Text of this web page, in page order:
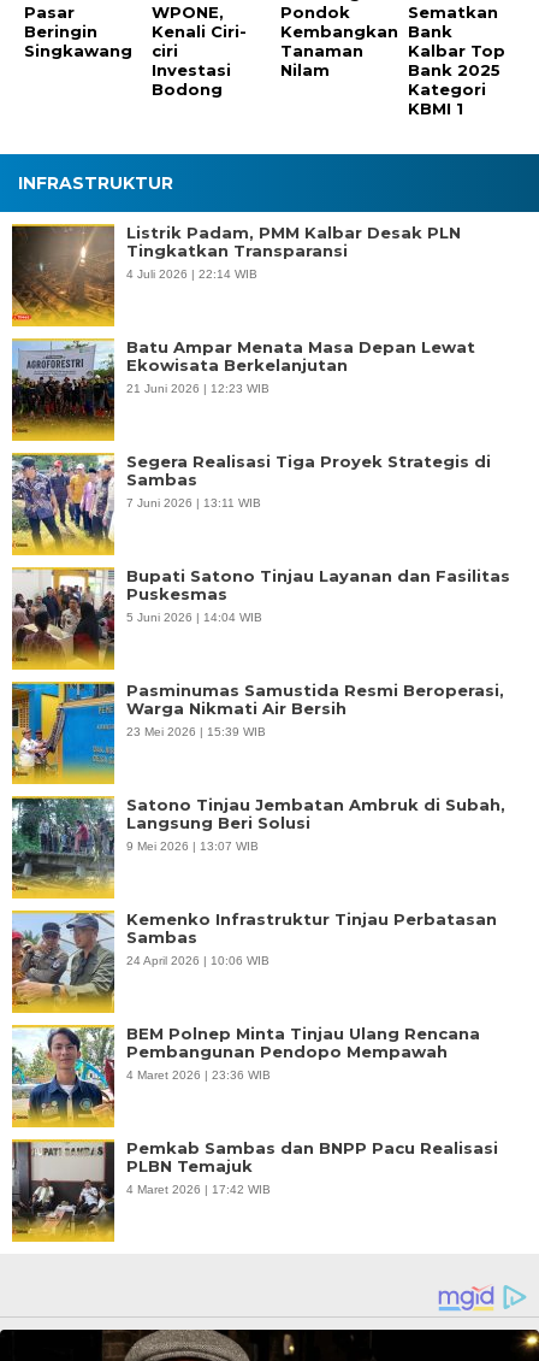
Pasar
Beringin
Singkawang
WPONE,
Kenali Ciri-
ciri
Investasi
Bodong
Pondok
Kembangkan
Tanaman
Nilam
Sematkan
Bank
Kalbar Top
Bank 2025
Kategori
KBMI 1
INFRASTRUKTUR
Listrik Padam, PMM Kalbar Desak PLN
Tingkatkan Transparansi
4 Juli 2026 | 22:14 WIB
Batu Ampar Menata Masa Depan Lewat
Ekowisata Berkelanjutan
21 Juni 2026 | 12:23 WIB
Segera Realisasi Tiga Proyek Strategis di
Sambas
7 Juni 2026 | 13:11 WIB
Bupati Satono Tinjau Layanan dan Fasilitas
Puskesmas
5 Juni 2026 | 14:04 WIB
Pasminumas Samustida Resmi Beroperasi,
Warga Nikmati Air Bersih
23 Mei 2026 | 15:39 WIB
Satono Tinjau Jembatan Ambruk di Subah,
Langsung Beri Solusi
9 Mei 2026 | 13:07 WIB
Kemenko Infrastruktur Tinjau Perbatasan
Sambas
24 April 2026 | 10:06 WIB
BEM Polnep Minta Tinjau Ulang Rencana
Pembangunan Pendopo Mempawah
4 Maret 2026 | 23:36 WIB
Pemkab Sambas dan BNPP Pacu Realisasi
PLBN Temajuk
4 Maret 2026 | 17:42 WIB